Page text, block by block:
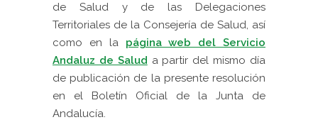
de Salud y de las Delegaciones
Territoriales de la Consejería de Salud, así
como en la
página web del Servicio
Andaluz de Salud a partir del mismo día
de publicación de la presente resolución
en el Boletín Oficial de la Junta de
Andalucía.